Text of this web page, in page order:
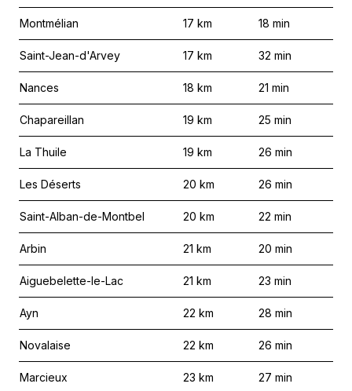
Montmélian 17 km 18 min
Saint-Jean-d'Arvey 17 km 32 min
Nances 18 km 21 min
Chapareillan 19 km 25 min
La Thuile 19 km 26 min
Les Déserts 20 km 26 min
Saint-Alban-de-Montbel 20 km 22 min
Arbin 21 km 20 min
Aiguebelette-le-Lac 21 km 23 min
Ayn 22 km 28 min
Novalaise 22 km 26 min
Marcieux 23 km 27 min